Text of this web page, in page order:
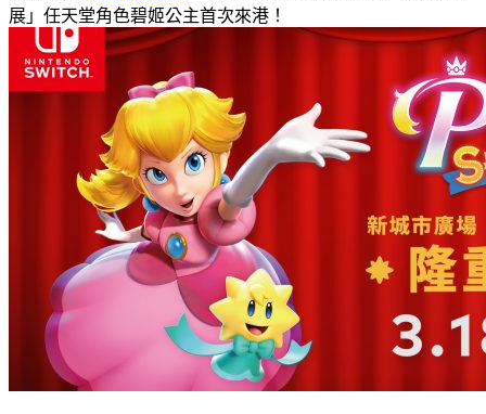
展」任天堂角色碧姬公主首次來港！